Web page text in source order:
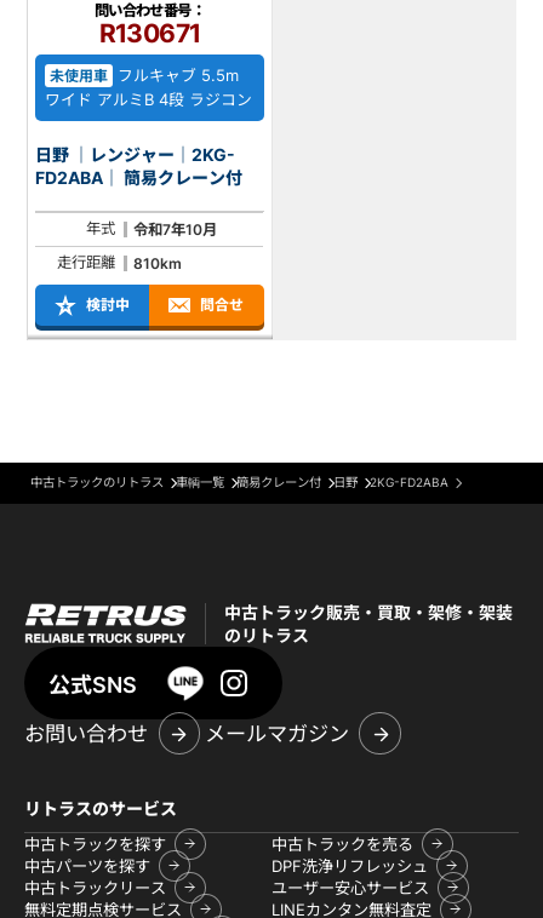
問い合わせ番号：
R130671
未使用車
フルキャブ 5.5m
ワイド アルミB 4段 ラジコン
日野 ｜レンジャー｜2KG-
FD2ABA｜ 簡易クレーン付
年式
令和7年10月
走行距離
810km
検討中 問合せ
中古トラックのリトラス 車輌一覧 簡易クレーン付 日野 2KG-FD2ABA
中古トラック販売・買取・架修・架装
のリトラス
公式SNS
お問い合わせ
メールマガジン
リトラスのサービス
中古トラックを探す
中古トラックを売る
中古パーツを探す
DPF洗浄リフレッシュ
中古トラックリース
ユーザー安心サービス
無料定期点検サービス
LINEカンタン無料査定